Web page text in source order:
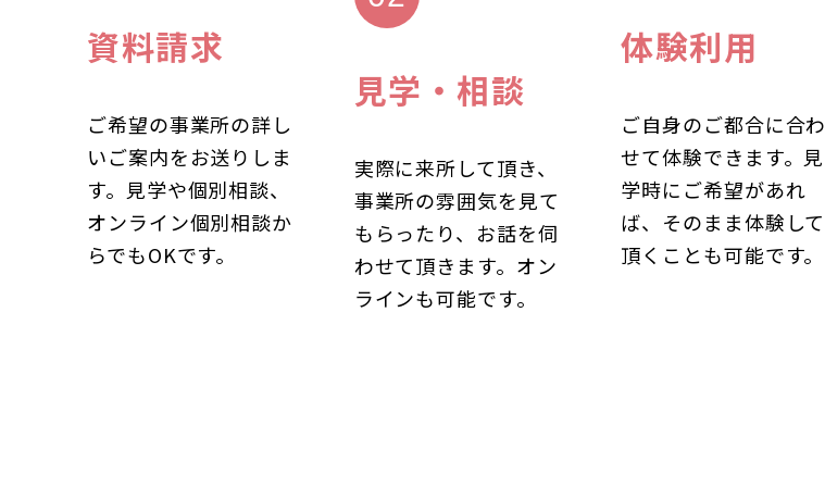
資料請求
ご希望の事業所の詳し
いご案内をお送りしま
す。見学や個別相談、
オンライン個別相談か
らでもOKです。
見学・相談
実際に来所して頂き、
事業所の雰囲気を見て
もらったり、お話を伺
わせて頂きます。オン
ラインも可能です。
体験利用
ご自身のご都合に合わ
せて体験できます。見
学時にご希望があれ
ば、そのまま体験して
頂くことも可能です。